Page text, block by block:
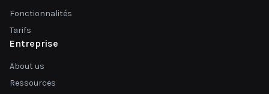
Fonctionnalités
Tarifs
Entreprise
About us
Ressources